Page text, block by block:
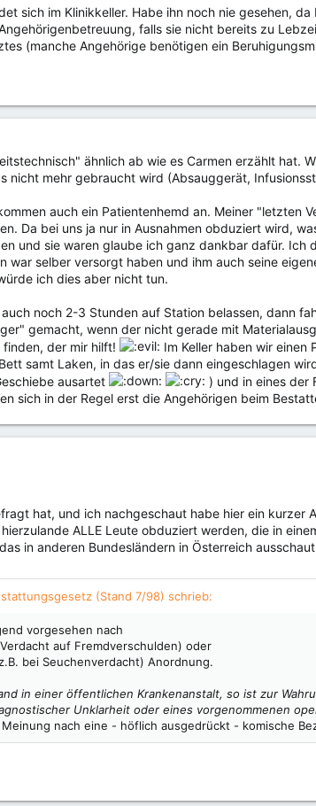
sich im Klinikkeller. Habe ihn noch nie gesehen,
falls sie nicht bereits zu
(manche Angehörige benötigen ein
ähnlich ab wie es Carmen erzählt hat.
nicht mehr gebraucht wird (Absauggerät,
auch ein Patientenhemd an. Meiner "letzten
Da bei uns ja nur in Ausnahmen obduziert wird,
und sie waren glaube ich ganz dankbar dafür. Ich
war selber versorgt haben und ihm auch seine
ich dies aber nicht tun.
noch 2-3 Stunden auf Station belassen, dann
gemacht, wenn der nicht gerade mit
der mir hilft!
Im Keller haben wir einen
samt Laken, in das er/sie dann eingeschlagen
ausartet
) und in eines der
sich in der Regel erst die Angehörigen beim
hat, und ich nachgeschaut habe hier ein
ALLE Leute obduziert werden, die in
in anderen Bundesländern in Österreich
(Stand 7/98) schrieb:
vorgesehen nach
auf Fremdverschulden) oder
bei Seuchenverdacht) Anordnung.
in einer öffentlichen Krankenanstalt, so ist zur
Unklarheit oder eines vorgenommenen
nach eine - höflich ausgedrückt - komische